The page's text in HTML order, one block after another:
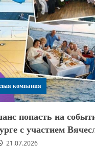
компания
попасть на
с участием
21.07.2026